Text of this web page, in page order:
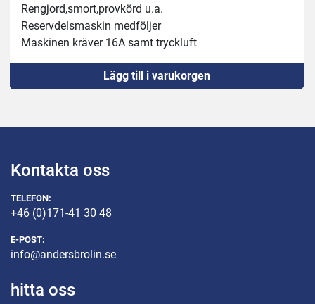
Rengjord,smort,provkörd u.a.
Reservdelsmaskin medföljer
Maskinen kräver 16A samt tryckluft
25mm mellan knivarna (produkt tjocklek)
Lägg till i varukorgen
Kontakta oss
TELEFON:
+46 (0)171-41 30 48
E-POST:
info@andersbrolin.se
hitta oss